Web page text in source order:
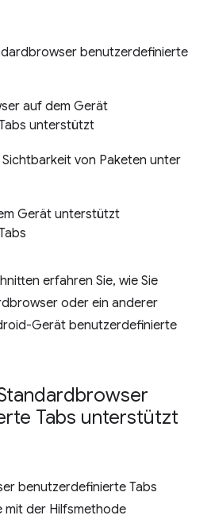
benutzerdefinierte
auf dem Gerät
unterstützt
von Paketen unter
Gerät unterstützt
erfahren Sie, wie Sie
oder ein anderer
Gerät benutzerdefinierte
Tabs unterstützt
benutzerdefinierte Tabs
mit der Hilfsmethode